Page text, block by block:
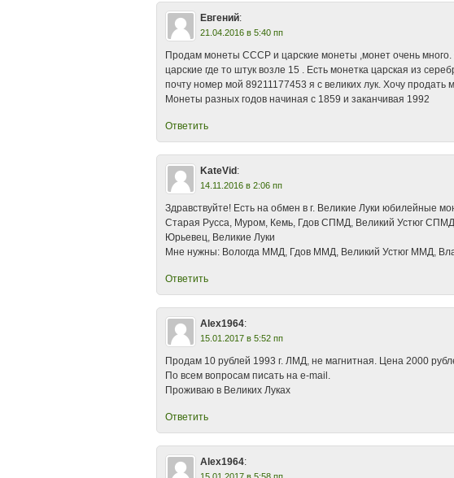
Евгений:
21.04.2016 в 5:40 пп
Продам монеты СССР и царские монеты ,монет очень
царские где то штук возле 15 . Есть монетка царская из
почту номер мой 89211177453 я с великих лук. Хочу
Монеты разных годов начиная с 1859 и заканчивая 1992
Ответить
KateVid :
14.11.2016 в 2:06 пп
Здравствуйте! Есть на обмен в г. Великие Луки юбилейные
Старая Русса, Муром, Кемь, Гдов СПМД, Великий Устюг
Юрьевец, Великие Луки
Мне нужны: Вологда ММД, Гдов ММД, Великий Устюг ММД,
Ответить
Alex1964:
15.01.2017 в 5:52 пп
Продам 10 рублей 1993 г. ЛМД, не магнитная. Цена 2000
По всем вопросам писать на e-mail.
Проживаю в Великих Луках
Ответить
Alex1964: